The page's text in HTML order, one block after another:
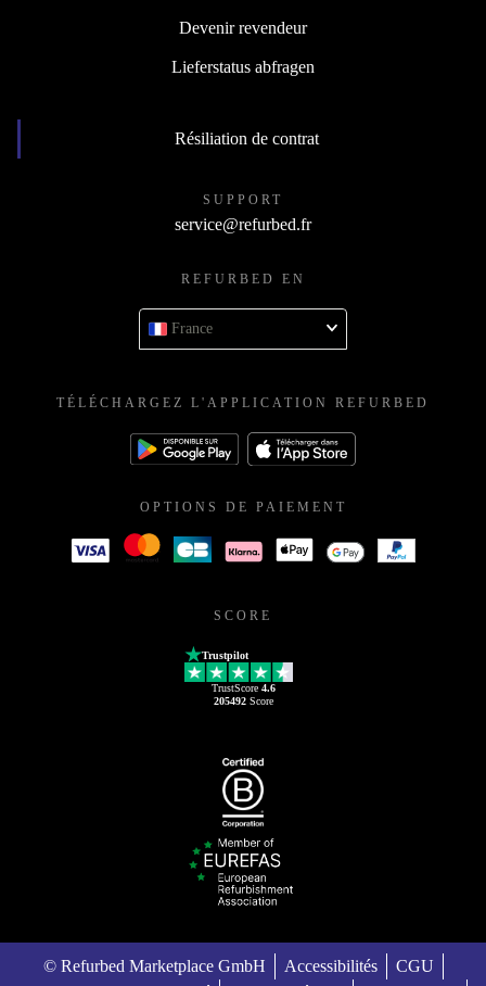
Devenir revendeur
Lieferstatus abfragen
Résiliation de contrat
SUPPORT
service@refurbed.fr
REFURBED EN
France
TÉLÉCHARGEZ L'APPLICATION REFURBED
OPTIONS DE PAIEMENT
SCORE
Trustpilot
TrustScore 4.6
205492Score
© Refurbed Marketplace GmbH Accessibilités
CGU